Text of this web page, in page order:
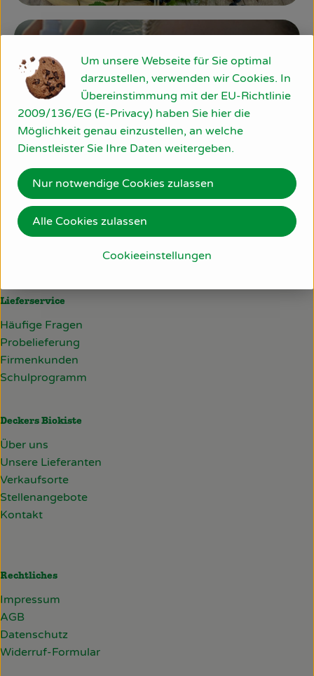
So geht’s
Über uns
Blog
Rezepte
Insektenschutz
Alle 17 Produkte anzeigen
Du hast eine Frage? Wir helfen gerne:
Am Bollgraben 11
76534 Baden-Baden
Lieferservice
Häufige Fragen
Probelieferung
Firmenkunden
Schulprogramm
Deckers Biokiste
Über uns
Unsere Lieferanten
Verkaufsorte
Stellenangebote
Kontakt
Rechtliches
Impressum
AGB
Datenschutz
Widerruf-Formular
Um unsere Webseite für Sie optimal
darzustellen, verwenden wir Cookies. In
Übereinstimmung mit der EU-Richtlinie
2009/136/EG (E-Privacy) haben Sie hier die
Möglichkeit genau einzustellen, an welche
Dienstleister Sie Ihre Daten weitergeben.
Cookieeinstellungen
Nur notwendige Cookies zulassen
Alle Cookies zulassen